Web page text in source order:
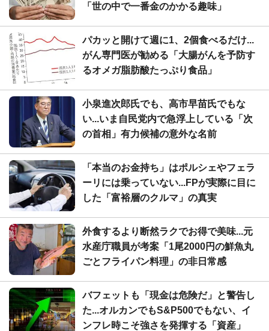
「世の中で一番金のかかる趣味」
パカッと開けて週に1、2個食べるだけ...
がん専門医が勧める「大腸がんを予防す
るオメガ脂肪酸たっぷり食品」
小泉進次郎氏でも、高市早苗氏でもな
い...いま自民党内で急浮上している「次
の首相」有力候補の意外な名前
「本当のお金持ち」はポルシェやフェラ
ーリには乗っていない...FPが実際に目に
した「富裕層のクルマ」の真実
外食するより断然ラクでお得で美味...元
水産庁職員が考案「1尾2000円の鮮魚丸
ごとフライパン料理」の非日常感
バフェットも「現金は危険だ」と警告し
た...オルカンでもS&P500でもない、イ
ンフレ時こそ強さを発揮する「資産」